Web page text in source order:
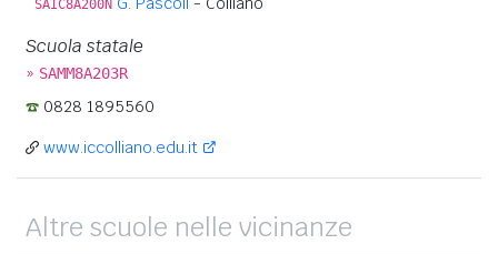
SAIC8A200N
Scuola statale
» SAMM8A203R
0828 1895560
www.iccolliano.edu.it
Altre scuole nelle vicinanze